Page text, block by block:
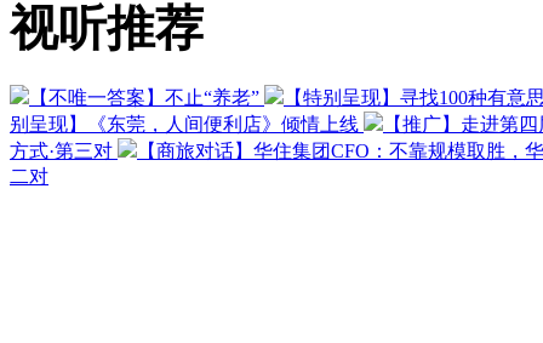
视听推荐
【不唯一答案】不止“养老”
【特别呈现】寻找100种有意
别呈现】《东莞，人间便利店》倾情上线
【推广】走进第
方式·第三对
【商旅对话】华住集团CFO：不靠规模取胜，
二对